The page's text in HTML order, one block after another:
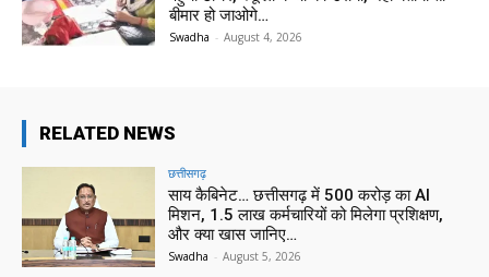
बीमार हो जाओगे…
Swadha - August 4, 2026
RELATED NEWS
छत्तीसगढ़
साय कैबिनेट… छत्तीसगढ़ में 500 करोड़ का AI
मिशन, 1.5 लाख कर्मचारियों को मिलेगा प्रशिक्षण,
और क्या खास जानिए…
Swadha - August 5, 2026